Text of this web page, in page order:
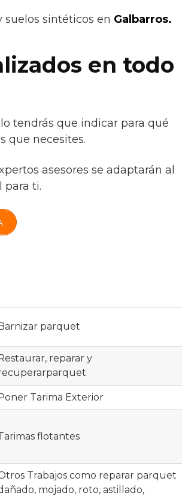
sintéticos en Galbarros.
en todo
tendrás que indicar para qué
que necesites.
asesores se adaptarán al
para ti.
parquet
reparar y
Tarima Exterior
flotantes
Trabajos como reparar parquet
mojado, roto, astillado,